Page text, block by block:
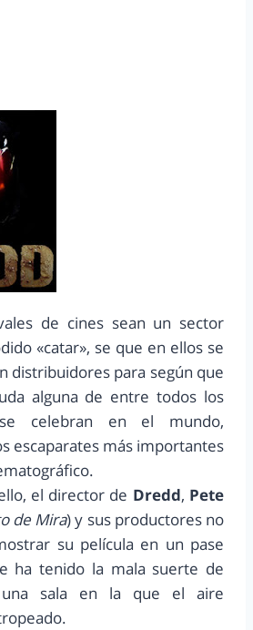
de cines sean un sector
«catar», se que en ellos se
distribuidores para según que
alguna de entre todos los
celebran en el mundo,
escaparates más importantes
el director de Dredd, Pete
de Mira) y sus productores no
su película en un pase
ha tenido la mala suerte de
una sala en la que el aire